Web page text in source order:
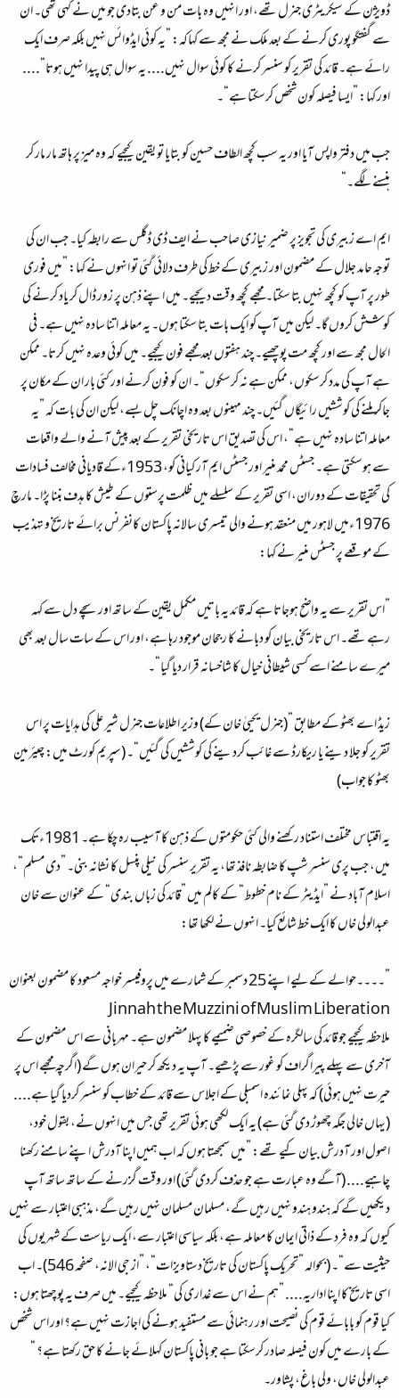
ڈویژن کے سیکریٹری جنرل تھے، اور انہیں وہ بات من و عن بتادی جو میں نے کہی تھی۔ ان
سے گفتگو پوری کرنے کے بعد ملک نے مجھ سے کہاکہ: ”یہ کوئی ایڈوائس نہیں بلکہ صرف ایک
رائے ہے۔ قائد کی تقریر کو سنسر کرنے کا کوئی سوال نہیں.... یہ سوال ہی پیدا نہیں ہوتا“....
اور کہا: ”ایسا فیصلہ کون شخص کرسکتا ہے“۔
جب میں دفتر واپس آیا اور یہ سب کچھ الطاف حسین کو بتایا تو یقین کیجیے کہ وہ میز پر ہاتھ مار مار کر
ہنسنے لگے۔“
ایم اے زبیری کی تجویز پر ضمیر نیازی صاحب نے ایف ڈی ڈگلس سے رابطہ کیا۔ جب ان کی
توجہ حامد جلال کے مضمون اور زبیری کے خط کی طرف دلائی گئی تو انہوں نے کہا: ”میں فوری
طور پر آپ کو کچھ نہیں بتا سکتا۔ مجھے کچھ وقت دیجیے۔ میں اپنے ذہن پر زور ڈال کر یاد کرنے کی
کوشش کروں گا۔ لیکن میں آپ کو ایک بات بتا سکتا ہوں۔ یہ معاملہ اتنا سادہ نہیں ہے۔ فی
الحال مجھ سے اور کچھ مت پوچھیے۔ چند ہفتوں بعد مجھے فون کیجیے۔ میں کوئی وعدہ نہیں کرتا۔ ممکن
ہے آپ کی مدد کرسکوں، ممکن ہے نہ کرسکوں“۔ ان کو فون کرنے اور کئی بار ان کے مکان پر
جاکر ملنے کی کوششیں رائیگاں گئیں۔ چند مہینوں بعد وہ اچانک چل بسے، لیکن ان کی بات کہ ”یہ
معاملہ اتنا سادہ نہیں ہے“، اس کی تصدیق اس تاریخی تقریر کے بعد پیش آنے والے واقعات
سے ہوسکتی ہے۔ جسٹس محمد منیر اور جسٹس ایم آر کیانی کو، 1953ءکے قادیانی مخالف فسادات
کی تحقیقات کے دوران، اسی تقریر کے سلسلے میں ظلمت پرستوں کے طیش کا ہدف بننا پڑا۔ مارچ
1976ءمیں لاہور میں منعقد ہونے والی تیسری سالانہ پاکستان کانفرنس برائے تاریخ و تہذیب
کے موقعے پر جسٹس منیر نے کہا:
”اس تقریر سے یہ واضح ہوجاتا ہے کہ قائد یہ باتیں مکمل یقین کے ساتھ اور سچے دل سے کہہ
رہے تھے۔ اس تاریخی بیان کو دبانے کا رجحان موجود رہا ہے، اور اس کے سات سال بعد بھی
میرے سامنے اسے کسی شیطانی خیال کا شاخسانہ قرار دیا گیا“۔
زیڈ اے بھٹو کے مطابق ”(جنرل یحییٰ خان کے) وزیر اطلاعات جنرل شیر علی کی ہدایات پر اس
تقریر کو جلا دینے یا ریکارڈ سے غائب کردینے کی کوششیں کی گئیں“۔ (سپریم کورٹ میں: چیئرمین
بھٹو کا جواب)
یہ اقتباس مختلف استناد رکھنے والی کئی حکومتوں کے ذہن کا آسیب رہ چکا ہے۔ 1981ءتک
میں، جب پری سنسر شپ کا ضابطہ نافذ تھا، یہ تقریر سنسر کی نیلی پنسل کا نشانہ بنی۔ ”دی مسلم“،
اسلام آباد نے ”ایڈیٹر کے نام خطوط“ کے کالم میں ”قائد کی زباں بندی“ کے عنوان سے خان
عبدالولی خاں کا ایک خط شائع کیا۔ انہوں نے لکھا تھا:
”۔۔۔۔حوالے کے لیے اپنے 25 دسمبر کے شمارے میں پروفیسر خواجہ مسعود کا مضمون بعنوان
Jinnah the Muzzini of Muslim Liberation
ملاحظہ کیجیے جو قائد کی سالگرہ کے خصوصی ضمیمے کا پہلا مضمون ہے۔ مہربانی سے اس مضمون کے
آخری سے پہلے پیراگراف کو غور سے پڑھیے۔ آپ یہ دیکھ کر حیران ہوں گے (اگرچہ مجھے اس پر
حیرت نہیں ہوئی) کہ پہلی نمائندہ اسمبلی کے اجلاس سے قائد کے خطاب کو سنسر کردیا گیا ہے....
(یہاں خالی جگہ چھوڑ دی گئی ہے) یہ ایک لکھی ہوئی تقریر تھی جس میں انہوں نے، بقول خود،
اصول اور آدرش بیان کیے تھے: ”میں سمجھتا ہوں کہ اب ہمیں اپنا آدرش اپنے سامنے رکھنا
چاہیے.... (آگے وہ عبارت ہے جو حذف کردی گئی) اور وقت گزرنے کے ساتھ ساتھ آپ
دیکھیں گے کہ ہندو ہندو نہیں رہیں گے، مسلمان مسلمان نہیں رہیں گے، مذہبی اعتبار سے نہیں
کیوں کہ وہ فرد کے ذاتی ایمان کا معاملہ ہے، بلکہ سیاسی اعتبار سے، ایک ریاست کے شہریوں کی
حیثیت سے“۔ (بحوالہ ”تحریک پاکستان کی تاریخ دستاویزات“، ”از جی الانہ، صفحہ 546)۔ اب
اسی تاریخ کا اپنا اداریہ.... ”ہم نے اس سے غداری کی“ ملاحظہ کیجیے۔ میں صرف یہ پوچھتا ہوں:
کیا قوم کو بابائے قوم کی نصیحت اور رہنمائی سے مستفید ہونے کی اجازت نہیں ہے؟ اور اس شخص
کے بارے میں کون فیصلہ صادر کرسکتا ہے جو بانی پاکستان کہلائے جانے کا حق رکھتا ہے؟ “
عبدالولی خاں، ولی باغ، پشاور۔